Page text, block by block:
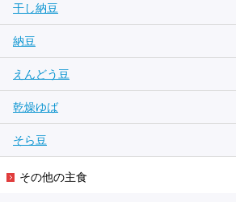
干し納豆
納豆
えんどう豆
乾燥ゆば
そら豆
その他の主食